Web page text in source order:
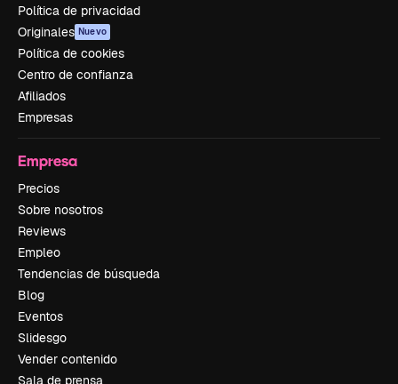
Política de privacidad
Originales Nuevo
Política de cookies
Centro de confianza
Afiliados
Empresas
Empresa
Precios
Sobre nosotros
Reviews
Empleo
Tendencias de búsqueda
Blog
Eventos
Slidesgo
Vender contenido
Sala de prensa